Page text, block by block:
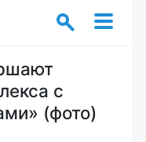
с
(фото)